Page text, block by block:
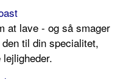
at lave - og så smager
til din specialitet,